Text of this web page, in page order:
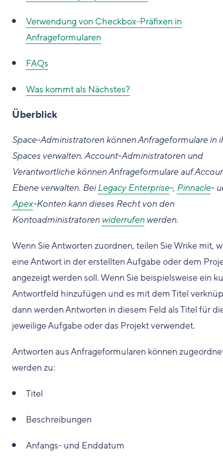
Verwendung von Checkbox-Präfixen in
Anfrageformularen
FAQs
Was kommt als Nächstes?
Überblick
Space-Administratoren können Anfrageformulare in
Spaces verwalten. Account-Administratoren und
Verantwortliche können Anfrageformulare auf
Ebene verwalten. BeiLegacy Enterprise-, Pinnacle-
Apex-Konten kann dieses Recht von den
Kontoadministratoren widerrufen werden.
Wenn Sie Antworten zuordnen, teilen Sie Wrike mit,
eine Antwort in der erstellten Aufgabe oder dem
angezeigt werden soll. Wenn Sie beispielsweise ein
Antwortfeld hinzufügen und es mit dem Titel
dann werden Antworten in diesem Feld als Titel für
jeweilige Aufgabe oder das Projekt verwendet.
Antworten aus Anfrageformularen können
werden zu:
Titel
Beschreibungen
Anfangs- und Enddatum